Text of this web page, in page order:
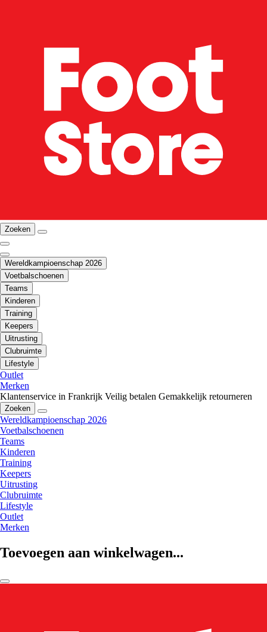
Zoeken
Wereldkampioenschap 2026
Voetbalschoenen
Teams
Kinderen
Training
Keepers
Uitrusting
Clubruimte
Lifestyle
Outlet
Merken
Klantenservice in Frankrijk Veilig betalen Gemakkelijk retourneren
Zoeken
Wereldkampioenschap 2026
Voetbalschoenen
Teams
Kinderen
Training
Keepers
Uitrusting
Clubruimte
Lifestyle
Outlet
Merken
Toevoegen aan winkelwagen...